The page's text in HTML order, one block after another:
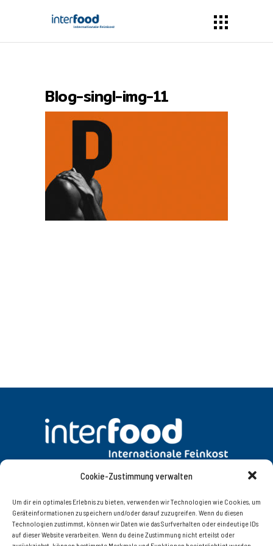
Cookie-Zustimmung verwalten
Um dir ein optimales Erlebnis zu bieten, verwenden wir Technologien wie Cookies, um
Geräteinformationen zu speichern und/oder darauf zuzugreifen. Wenn du diesen
Technologien zustimmst, können wir Daten wie das Surfverhalten oder eindeutige IDs
auf dieser Website verarbeiten. Wenn du deine Zustimmung nicht erteilst oder
Blog-singl-img-11
KONTAKT IMPRESSUM